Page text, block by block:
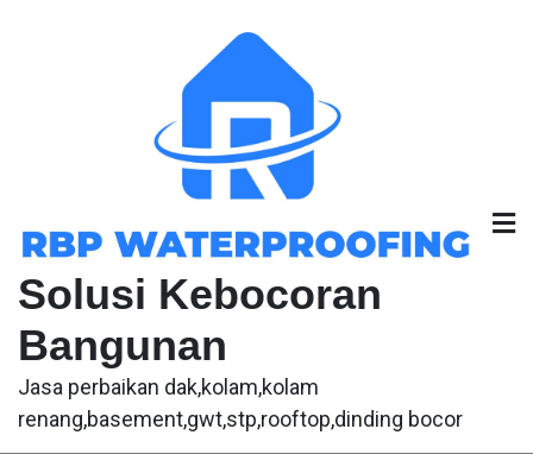
Solusi Kebocoran
Bangunan
Jasa perbaikan dak,kolam,kolam
renang,basement,gwt,stp,rooftop,dinding bocor